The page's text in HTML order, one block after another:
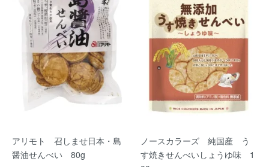
アリモト 召しませ日本・島
醤油せんべい 80g
ノースカラーズ 純国産 う
す焼きせんべいしょうゆ味 1